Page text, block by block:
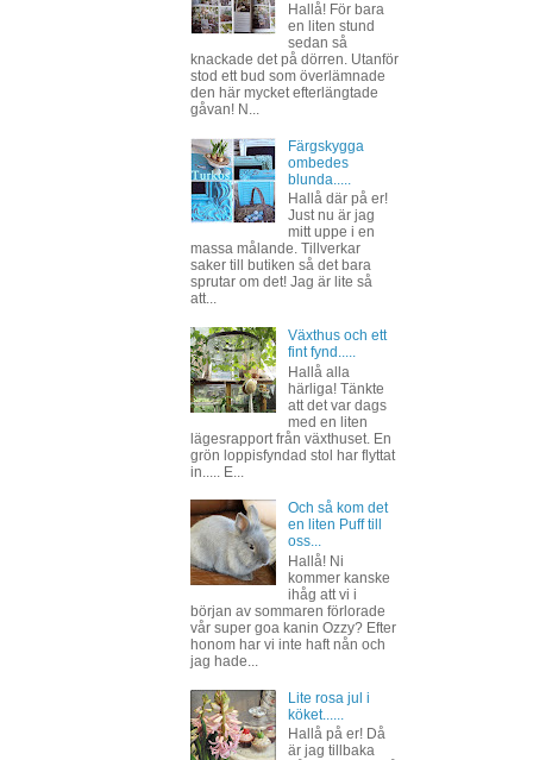
Hallå! För bara
en liten stund
sedan så
knackade det på dörren. Utanför
stod ett bud som överlämnade
den här mycket efterlängtade
gåvan! N...
Färgskygga
ombedes
blunda.....
Hallå där på er!
Just nu är jag
mitt uppe i en
massa målande. Tillverkar
saker till butiken så det bara
sprutar om det! Jag är lite så
att...
Växthus och ett
fint fynd.....
Hallå alla
härliga! Tänkte
att det var dags
med en liten
lägesrapport från växthuset. En
grön loppisfyndad stol har flyttat
in..... E...
Och så kom det
en liten Puff till
oss...
Hallå! Ni
kommer kanske
ihåg att vi i
början av sommaren förlorade
vår super goa kanin Ozzy? Efter
honom har vi inte haft nån och
jag hade...
Lite rosa jul i
köket......
Hallå på er! Då
är jag tillbaka